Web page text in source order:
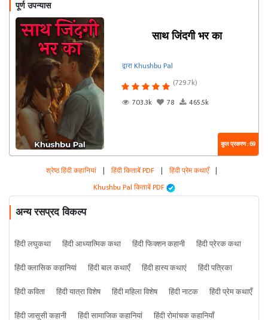
पूर्ण उपन्यास
साथ जिंदगी भर का
द्वारा Khushbu Pal
(729.7k)
703.3k
78 465.5k
कुल प्रकरण : 69
श्रेष्ठ हिंदी कहानियां | हिंदी किताबें PDF | हिंदी प्रेम कथाएँ |
Khushbu Pal किताबें PDF
अन्य रसप्रद विकल्प
हिंदी लघुकथा हिंदी आध्यात्मिक कथा हिंदी फिक्शन कहानी
हिंदी प्रेरक कथा
हिंदी क्लासिक कहानियां
हिंदी बाल कथाएँ हिंदी हास्य कथाएं
हिंदी पत्रिका
हिंदी कविता
हिंदी यात्रा विशेष हिंदी महिला विशेष हिंदी नाटक
हिंदी प्रेम कथाएँ
हिंदी जासूसी कहानी
हिंदी सामाजिक कहानियां हिंदी रोमांचक कहानियाँ